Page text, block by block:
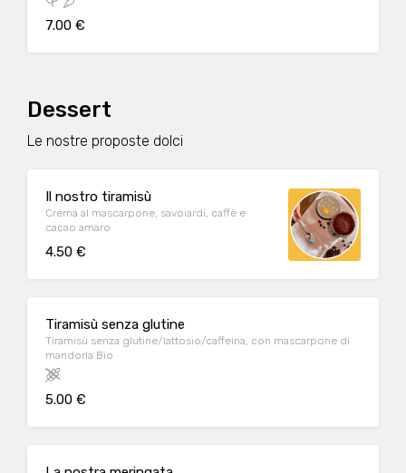
7.00 €
Dessert
Le nostre proposte dolci
Il nostro tiramisù
Crema al mascarpone, savoiardi, caffè e
cacao amaro
4.50 €
Tiramisù senza glutine
Tiramisù senza glutine/lattosio/caffeina, con mascarpone di
mandorla Bio
5.00 €